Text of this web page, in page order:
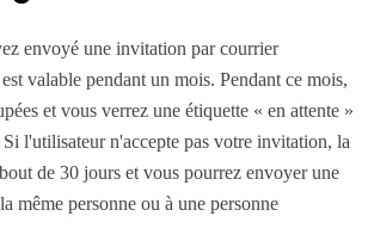
envoyé une invitation par courrier
valable pendant un mois. Pendant ce mois,
et vous verrez une étiquette « en attente »
l'utilisateur n'accepte pas votre invitation, la
de 30 jours et vous pourrez envoyer une
même personne ou à une personne